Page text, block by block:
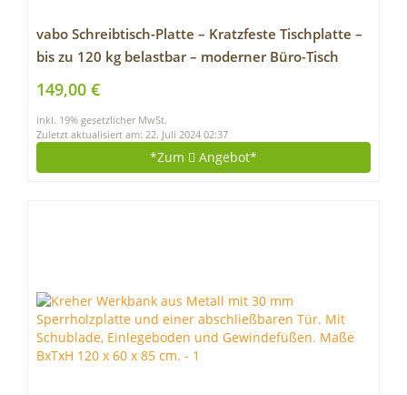
vabo Schreibtisch-Platte – Kratzfeste Tischplatte –
bis zu 120 kg belastbar – moderner Büro-Tisch
Aufsatz mit Laserkante – 180x80x2,5 cm – Licht-
Grau
149,00 €
inkl. 19% gesetzlicher MwSt.
Zuletzt aktualisiert am: 22. Juli 2024 02:37
*Zum Angebot*